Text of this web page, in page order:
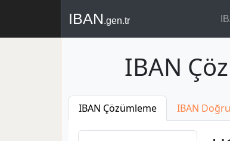
IBAN.gen.tr
IBAN
IBAN Çözümleme IBAN